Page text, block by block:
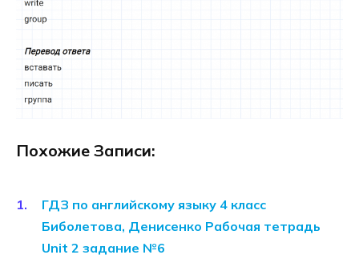
Похожие Записи:
ГДЗ по английскому языку 4 класс
Биболетова, Денисенко Рабочая тетрадь
Unit 2 задание №6